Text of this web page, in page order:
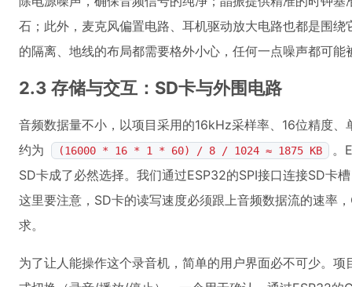
石；此外，麦克风偏置电路、耳机驱动放大电路也都是围
的隔离、地线的布局都需要格外小心，任何一点噪声都可
2.3 存储与交互：SD卡与外围电路
音频数据量不小，以项目采用的16kHz采样率、16位精度
约为
(16000 * 16 * 1 * 60) / 8 / 1024 ≈ 1875 KB
。
SD卡成了必然选择。我们通过ESP32的SPI接口连接SD卡
这里要注意，SD卡的读写速度必须跟上音频数据流的速率
求。
为了让人能操作这个录音机，简单的用户界面必不可少。